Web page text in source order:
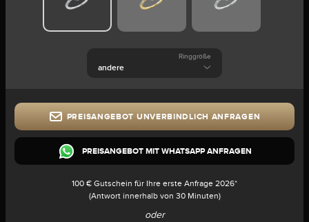
Ringgröße
PREISANGEBOT UNVERBINDLICH ANFRAGEN
PREISANGEBOT MIT WHATSAPP ANFRAGEN
100 € Gutschein für Ihre erste Anfrage 2026*
(Antwort innerhalb von 30 Minuten)
oder